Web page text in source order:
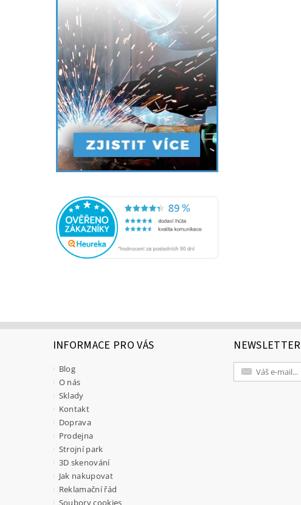
INFORMACE PRO VÁS
Blog
O nás
Sklady
Kontakt
Doprava
Prodejna
Strojní park
3D skenování
Jak nakupovat
Reklamační řád
Soubory cookies
NEWSLETTER